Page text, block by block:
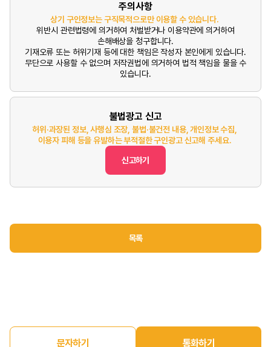
주의사항
상기 구인정보는 구직목적으로만 이용할 수 있습니다.
위반시 관련법령에 의거하여 처벌받거나 이용약관에 의거하여
손해배상을 청구합니다.
기재오류 또는 허위기재 등에 대한 책임은 작성자 본인에게 있습니다.
무단으로 사용할 수 없으며 저작권법에 의거하여 법적 책임을 물을 수
있습니다.
불법광고 신고
허위·과장된 정보, 사행심 조장, 불법·불건전 내용, 개인정보 수집,
이용자 피해 등을 유발하는 부적절한 구인광고 신고해 주세요.
신고하기
목록
문자하기 통화하기